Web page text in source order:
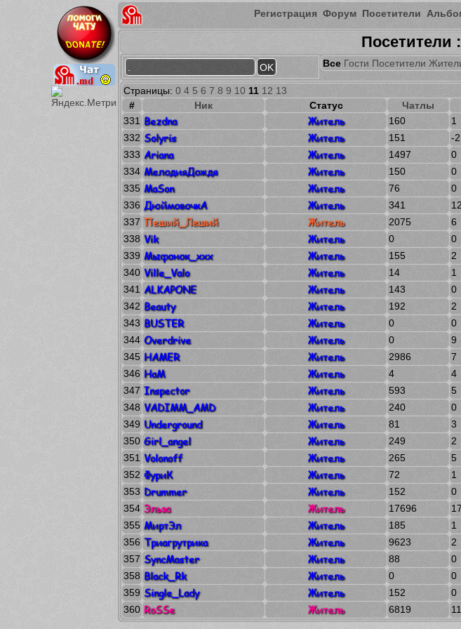
Регистрация Форум Посетители
Посетители
Все Гости Посетители
Страницы:0 4 5 6 7 8 9 10 11 12 13
#
Ник Статус Чатлы
331 Bezdna Житель 160 1
332 Solyris Житель 151 -2
333 Ariana Житель 1497 0
334 МелодияДождя Житель 150 0
335 MaSon Житель 76 0
336 ДюймовочкА Житель 341 12
337 Пеший_Леший Житель 2075 6
338 Vik Житель 0 0
339 Мыфонок_ххх Житель 155 2
340 Ville_Valo Житель 14 1
341 ALKAPONE Житель 143 0
342 Beauty Житель 192 2
343 BUSTER Житель 0 0
344 Overdrive Житель 0 9
345 HAMER Житель 2986 7
346 HaM Житель 4 4
347 Inspector Житель 593 5
348 VADIMM_AMD Житель 240 0
349 Underground Житель 81 3
350 Girl_angel Житель 249 2
351 Volonoff Житель 265 5
352 ФуриК Житель 72 1
353 Drummer Житель 152 0
354 Эльза Житель 17696 17
355 МиртЭл Житель 185 1
356 Триагрутрика Житель 9623 2
357 SyncMaster Житель 88 0
358 Black_Rk Житель 0 0
359 Single_Lady Житель 152 0
360 RoSSe Житель 6819 11